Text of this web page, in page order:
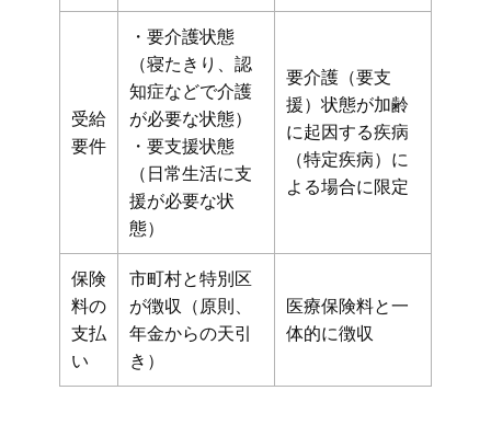
受給
要件
・要介護状態
（寝たきり、認
知症などで介護
が必要な状態）
・要支援状態
（日常生活に支
援が必要な状
態）
要介護（要支
援）状態が加齢
に起因する疾病
（特定疾病）に
よる場合に限定
保険
料の
支払
い
市町村と特別区
が徴収（原則、
年金からの天引
き）
医療保険料と一
体的に徴収